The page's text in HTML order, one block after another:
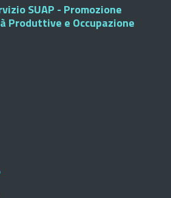
SUAP - Promozione
Produttive e Occupazione